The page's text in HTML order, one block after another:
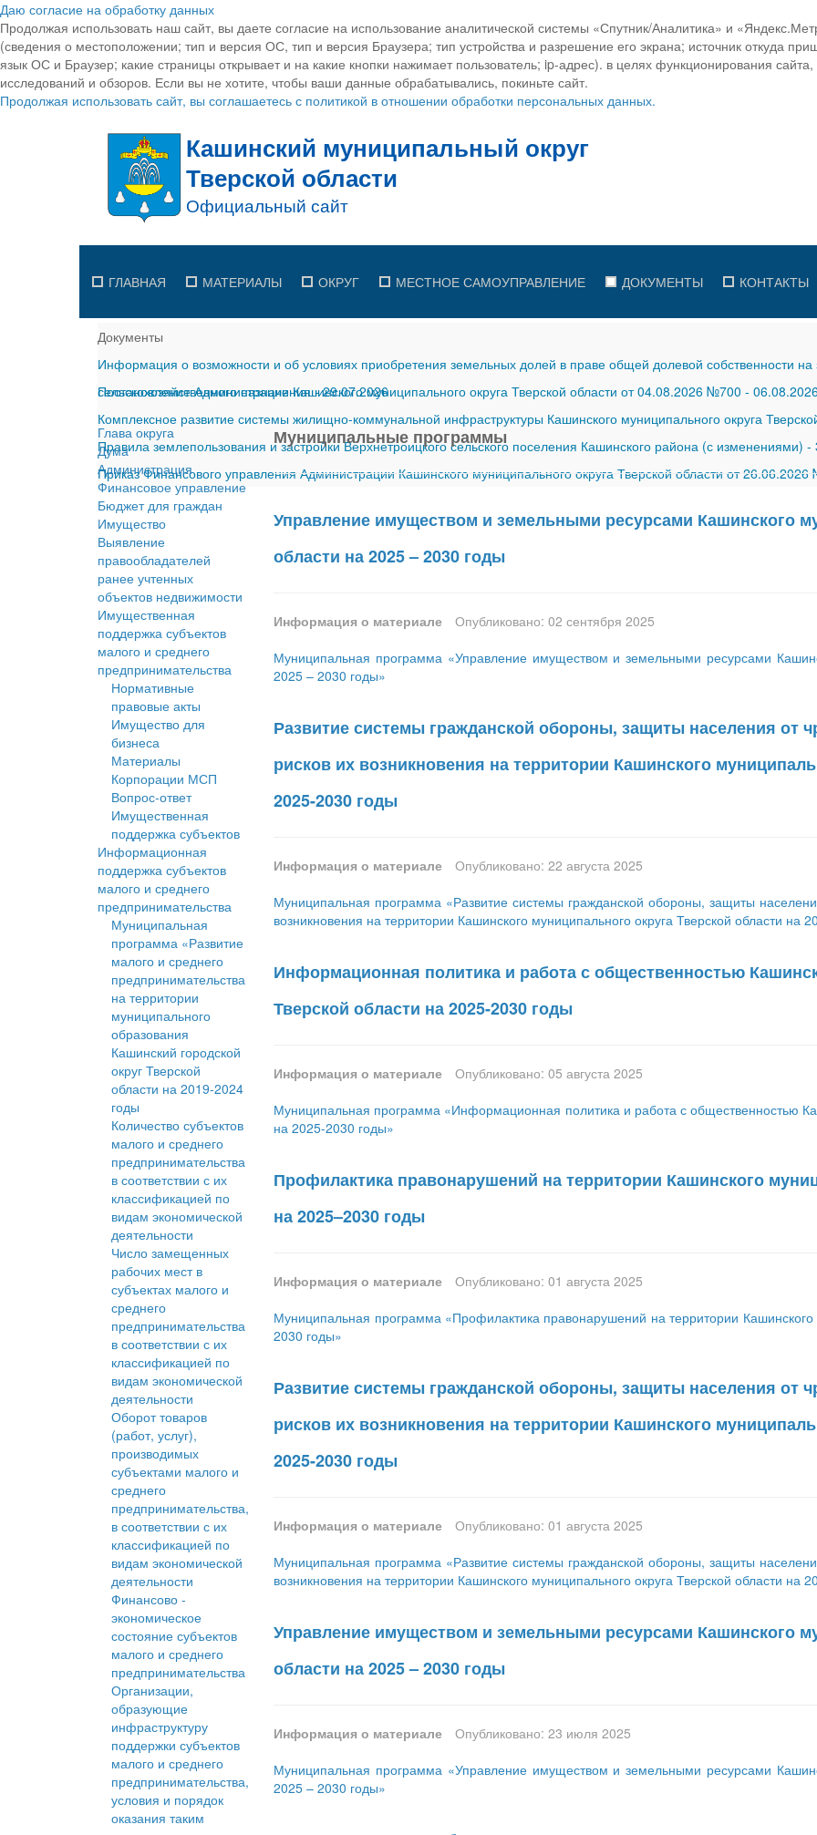
Даю согласие на обработку данных
Продолжая использовать наш сайт, вы даете согласие на использование аналитической системы «Спутник/Аналитика» и
(сведения о местоположении; тип и версия ОС, тип и версия Браузера; тип устройства и разрешение его экрана; источник откуда
язык ОС и Браузер; какие страницы открывает и на какие кнопки нажимает пользователь; ip-адрес). в целях функционирования сайта,
исследований и обзоров. Если вы не хотите, чтобы ваши данные обрабатывались, покиньте сайт.
Продолжая использовать сайт, вы соглашаетесь с политикой в отношении обработки персональных данных.
ГЛАВНАЯ МАТЕРИАЛЫ ОКРУГ МЕСТНОЕ САМОУПРАВЛЕНИЕ ДОКУМЕНТЫ КОНТАКТЫ
Документы
Информация о возможности и об условиях приобретения земельных долей в праве общей долевой собственности на
сельскохозяйственного назначения-29.07.2026
Постановление Администрации Кашинского муниципального округа Тверской области от 04.08.2026 №700 -
Комплексное развитие системы жилищно-коммунальной инфраструктуры Кашинского муниципального округа
Правила землепользования и застройки Верхнетроицкого сельского поселения Кашинского района (с изменениями) -
Приказ Финансового управления Администрации Кашинского муниципального округа Тверской области от
Глава округа
Дума
Администрация
Финансовое управление
Бюджет для граждан
Имущество
Выявление
правообладателей
ранее учтенных
объектов недвижимости
Имущественная
поддержка субъектов
малого и среднего
предпринимательства
Нормативные
правовые акты
Имущество для
бизнеса
Материалы
Корпорации МСП
Вопрос-ответ
Имущественная
поддержка субъектов
Информационная
поддержка субъектов
малого и среднего
предпринимательства
Муниципальная
программа «Развитие
малого и среднего
предпринимательства
на территории
муниципального
образования
Кашинский городской
округ Тверской
области на 2019-2024
годы
Количество субъектов
малого и среднего
предпринимательства
в соответствии с их
классификацией по
видам экономической
деятельности
Число замещенных
рабочих мест в
субъектах малого и
среднего
предпринимательства
в соответствии с их
классификацией по
видам экономической
деятельности
Оборот товаров
(работ, услуг),
производимых
субъектами малого и
среднего
предпринимательства,
в соответствии с их
классификацией по
видам экономической
деятельности
Финансово -
экономическое
состояние субъектов
малого и среднего
предпринимательства
Организации,
образующие
инфраструктуру
поддержки субъектов
малого и среднего
предпринимательства,
условия и порядок
оказания таким
Муниципальные программы
Управление имуществом и земельными ресурсами Кашинского
области на 2025 – 2030 годы
Информация о материале
Опубликовано: 02 сентября 2025
Муниципальная программа «Управление имуществом и земельными ресурсами
2025 – 2030 годы»
Развитие системы гражданской обороны, защиты населения от
рисков их возникновения на территории Кашинского
2025-2030 годы
Информация о материале
Опубликовано: 22 августа 2025
Муниципальная программа «Развитие системы гражданской обороны, защиты
возникновения на территории Кашинского муниципального округа Тверской области на
Информационная политика и работа с общественностью
Тверской области на 2025-2030 годы
Информация о материале
Опубликовано: 05 августа 2025
Муниципальная программа «Информационная политика и работа с общественностью
на 2025-2030 годы»
Профилактика правонарушений на территории Кашинского
на 2025–2030 годы
Информация о материале
Опубликовано: 01 августа 2025
Муниципальная программа «Профилактика правонарушений на территории Кашинского
2030 годы»
Развитие системы гражданской обороны, защиты населения от
рисков их возникновения на территории Кашинского
2025-2030 годы
Информация о материале
Опубликовано: 01 августа 2025
Муниципальная программа «Развитие системы гражданской обороны, защиты
возникновения на территории Кашинского муниципального округа Тверской области на
Управление имуществом и земельными ресурсами Кашинского
области на 2025 – 2030 годы
Информация о материале
Опубликовано: 23 июля 2025
Муниципальная программа «Управление имуществом и земельными ресурсами
2025 – 2030 годы»